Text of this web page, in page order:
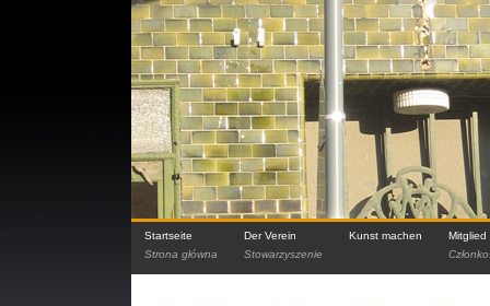
Startseite
Strona główna
Der Verein
Stowarzyszenie
Kunst machen
Mitglied